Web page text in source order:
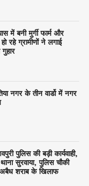
में बनी मुर्गी फार्म और
रहे ग्रामीणों ने लगाई
नगर के तीन वार्डो में नगर
पुलिस की बड़ी कार्यवाही,
सुरवाया, पुलिस चौकी
अबैध शराब के खिलाफ